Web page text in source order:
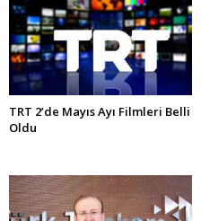
TRT 2’de Mayıs Ayı Filmleri Belli
Oldu